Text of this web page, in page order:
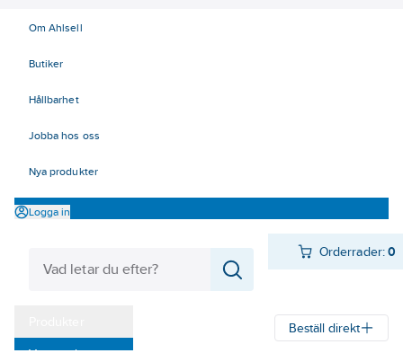
Om Ahlsell
Butiker
Hållbarhet
Jobba hos oss
Nya produkter
Logga in
Orderrader:0
Varumärken
Beställ direkt